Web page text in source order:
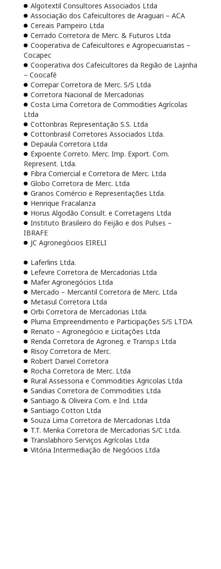
Algotextil Consultores Associados Ltda
Associação dos Cafeicultores de Araguari – ACA
Cereais Pampeiro Ltda
Cerrado Corretora de Merc. & Futuros Ltda
Cooperativa de Cafeicultores e Agropecuaristas –
Cocapec
Cooperativa dos Cafeicultores da Região de Lajinha
– Coocafé
Correpar Corretora de Merc. S/S Ltda
Corretora Nacional de Mercadorias
Costa Lima Corretora de Commodities Agrícolas
Ltda
Cottonbras Representação S.S. Ltda
Cottonbrasil Corretores Associados Ltda.
Depaula Corretora Ltda
Expoente Correto. Merc. Imp. Export. Com.
Represent. Ltda.
Fibra Comercial e Corretora de Merc. Ltda
Globo Corretora de Merc. Ltda
Granos Comércio e Representações Ltda.
Henrique Fracalanza
Horus Algodão Consult. e Corretagens Ltda
Instituto Brasileiro do Feijão e dos Pulses –
IBRAFE
JC Agronegócios EIRELI
Laferlins Ltda.
Lefevre Corretora de Mercadorias Ltda
Mafer Agronegócios Ltda
Mercado – Mercantil Corretora de Merc. Ltda
Metasul Corretora Ltda
Orbi Corretora de Mercadorias Ltda.
Pluma Empreendimento e Participações S/S LTDA
Renato – Agronegócio e Licitações Ltda
Renda Corretora de Agroneg. e Transp.s Ltda
Risoy Corretora de Merc.
Robert Daniel Corretora
Rocha Corretora de Merc. Ltda
Rural Assessoria e Commodities Agricolas Ltda
Sandias Corretora de Commodities Ltda
Santiago & Oliveira Com. e Ind. Ltda
Santiago Cotton Ltda
Souza Lima Corretora de Mercadorias Ltda
T.T. Menka Corretora de Mercadorias S/C Ltda.
Translabhoro Serviços Agrícolas Ltda
Vitória Intermediação de Negócios Ltda